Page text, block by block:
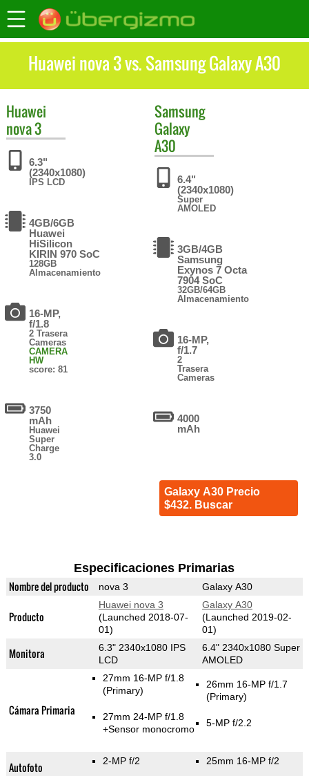
Huawei nova 3 vs. Samsung Galaxy A30
Huawei
nova 3
6.3"
(2340x1080)
IPS LCD
4GB/6GB
Huawei
HiSilicon
KIRIN 970 SoC
128GB
Almacenamiento
16-MP,
f/1.8
2 Trasera
Cameras
CAMERA
HW
score: 81
3750
mAh
Huawei
Super
Charge
3.0
Samsung
Galaxy
A30
6.4"
(2340x1080)
Super
AMOLED
3GB/4GB
Samsung
Exynos 7 Octa
7904 SoC
32GB/64GB
Almacenamiento
16-MP,
f/1.7
2
Trasera
Cameras
4000
mAh
Galaxy A30 Precio
$432. Buscar
Especificaciones Primarias
Nombre del producto nova 3 Galaxy A30
Producto
Huawei nova 3
(Launched 2018-07-
01)
Galaxy A30
(Launched 2019-02-
01)
Monitora
6.3" 2340x1080 IPS
LCD
6.4" 2340x1080 Super
AMOLED
Cámara Primaria
27mm 16-MP f/1.8
(Primary)
27mm 24-MP f/1.8
+Sensor monocromo
26mm 16-MP f/1.7
(Primary)
5-MP f/2.2
Autofoto 2-MP f/2 25mm 16-MP f/2